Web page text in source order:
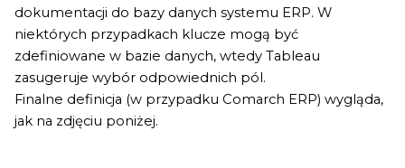
dokumentacji do bazy danych systemu ERP. W
niektórych przypadkach klucze mogą być
zdefiniowane w bazie danych, wtedy Tableau
zasugeruje wybór odpowiednich pól.
Finalne definicja (w przypadku Comarch ERP) wygląda,
jak na zdjęciu poniżej.